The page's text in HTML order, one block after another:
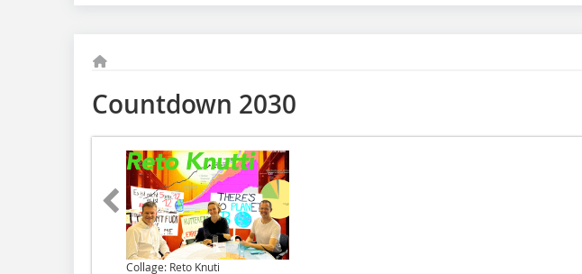
Countdown 2030
Collage: Reto Knuti